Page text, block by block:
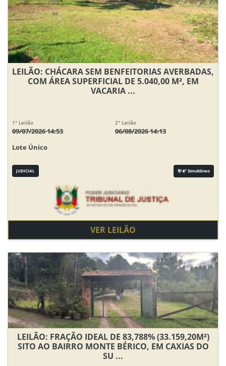
LEILÃO: CHÁCARA SEM BENFEITORIAS AVERBADAS,
COM ÁREA SUPERFICIAL DE 5.040,00 M², EM
VACARIA ...
1° Leilão
09/07/2026 14:53
2° Leilão
06/08/2026 14:13
Lote Único
JUDICIAL Simultâneo
VER LEILÃO
LEILÃO: FRAÇÃO IDEAL DE 83,788% (33.159,20M²)
SITO AO BAIRRO MONTE BÉRICO, EM CAXIAS DO
SU ...